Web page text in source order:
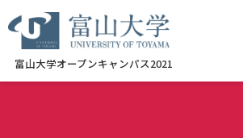
富山大学オープンキャンパス2021